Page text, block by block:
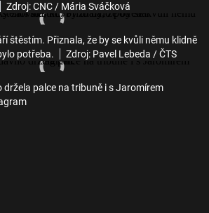
Zdroj: CNC / Mária Sváčková
štěstím. Přiznala, že by se kvůli němu klidně
potřeba.
Zdroj: Pavel Lebeda / ČTS
palce na tribuně i s Jaromírem